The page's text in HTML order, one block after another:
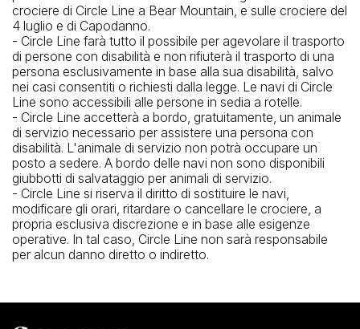
crociere di Circle Line a Bear Mountain, e sulle crociere del
4 luglio e di Capodanno.
- Circle Line farà tutto il possibile per agevolare il trasporto
di persone con disabilità e non rifiuterà il trasporto di una
persona esclusivamente in base alla sua disabilità, salvo
nei casi consentiti o richiesti dalla legge. Le navi di Circle
Line sono accessibili alle persone in sedia a rotelle.
- Circle Line accetterà a bordo, gratuitamente, un animale
di servizio necessario per assistere una persona con
disabilità. L'animale di servizio non potrà occupare un
posto a sedere. A bordo delle navi non sono disponibili
giubbotti di salvataggio per animali di servizio.
- Circle Line si riserva il diritto di sostituire le navi,
modificare gli orari, ritardare o cancellare le crociere, a
propria esclusiva discrezione e in base alle esigenze
operative. In tal caso, Circle Line non sarà responsabile
per alcun danno diretto o indiretto.